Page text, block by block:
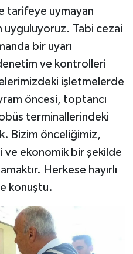
tarifeye uymayan
uyguluyoruz. Tabi cezai
bir uyarı
ve kontrolleri
işletmelerde
öncesi, toptancı
terminallerindeki
Bizim önceliğimiz,
ve ekonomik bir şekilde
Herkese hayırlı
konuştu.